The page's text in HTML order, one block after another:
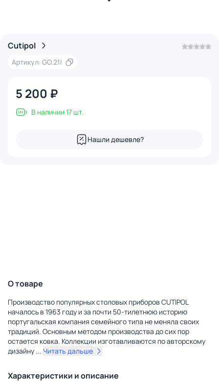
Cutipol
Артикул: GO.21I
5 200 ₽
В наличии 17 шт.
Нашли дешевле?
О товаре
Производство популярных столовых приборов CUTIPOL
началось в 1963 году и за почти 50-тилетнюю историю
португальская компания семейного типа не меняла своих
традиций. Основным методом производства до сих пор
остается ковка. Коллекции изготавливаются по авторскому
дизайну ... Читать дальше
Характеристики и описание